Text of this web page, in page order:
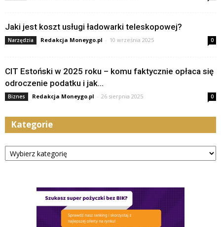
Jaki jest koszt usługi ładowarki teleskopowej?
Narzędzia Redakcja Moneygo.pl - 10 września 2025 0
CIT Estoński w 2025 roku – komu faktycznie opłaca się
odroczenie podatku i jak...
Biznes Redakcja Moneygo.pl - 26 sierpnia 2025 0
Kategorie
Kategorie